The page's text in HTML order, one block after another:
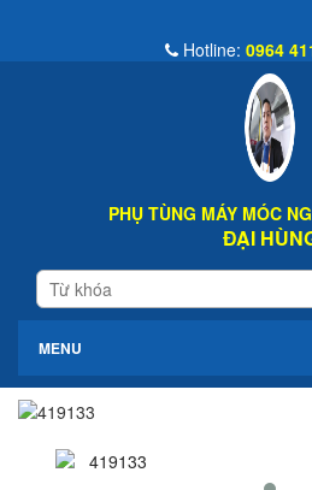
Chào
Hotline: 0964
PHỤ TÙNG MÁY MÓC
ĐẠI
MENU